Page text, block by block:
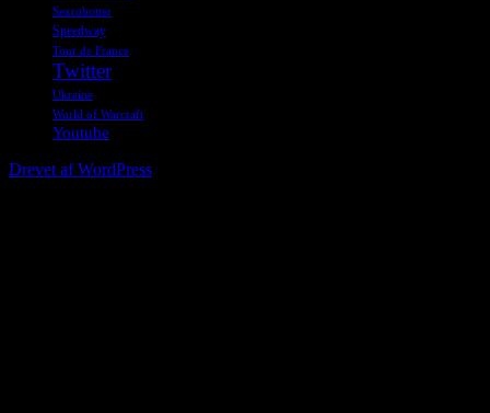
Sexrobotter
Speedway
Tour de France
Twitter
Ukraine
World of Warcraft
Youtube
Drevet af WordPress